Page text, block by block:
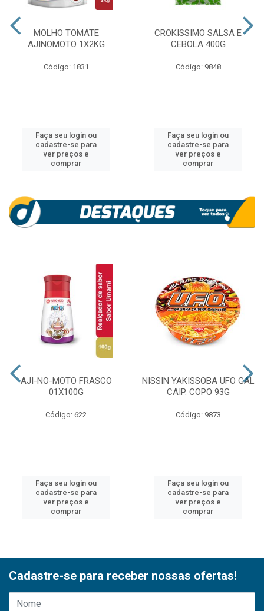
MOLHO TOMATE
AJINOMOTO 1X2KG
Código: 1831
Faça seu login ou
cadastre-se para
ver preços e
comprar
CROKISSIMO SALSA E
CEBOLA 400G
Código: 9848
Faça seu login ou
cadastre-se para
ver preços e
comprar
AJI-NO-MOTO FRASCO
01X100G
Código: 622
Faça seu login ou
cadastre-se para
ver preços e
comprar
NISSIN YAKISSOBA UFO GAL
CAIP. COPO 93G
Código: 9873
Faça seu login ou
cadastre-se para
ver preços e
comprar
Cadastre-se para receber nossas ofertas!